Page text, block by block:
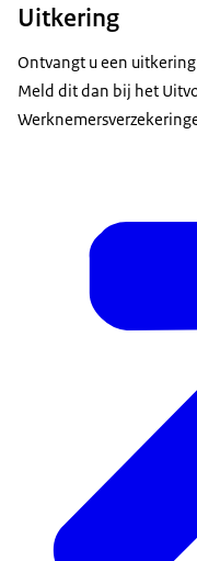
Uitkering
Ontvangt u een
Meld dit dan bij het